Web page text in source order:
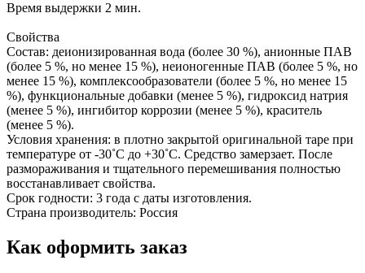
Время выдержки 2 мин.
Свойства
Состав: деионизированная вода (более 30 %), анионные ПАВ
(более 5 %, но менее 15 %), неионогенные ПАВ (более 5 %, но
менее 15 %), комплексообразователи (более 5 %, но менее 15
%), функциональные добавки (менее 5 %), гидроксид натрия
(менее 5 %), ингибитор коррозии (менее 5 %), краситель
(менее 5 %).
Условия хранения: в плотно закрытой оригинальной таре при
температуре от -30˚С до +30˚С. Средство замерзает. После
размораживания и тщательного перемешивания полностью
восстанавливает свойства.
Срок годности: 3 года с даты изготовления.
Страна производитель: Россия
Как оформить заказ